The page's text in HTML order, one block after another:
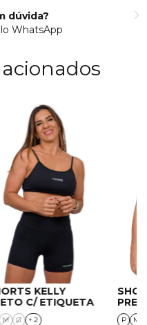
dúvida?
WhatsApp
KELLY
C/ ETIQUETA
M G + 2 P M